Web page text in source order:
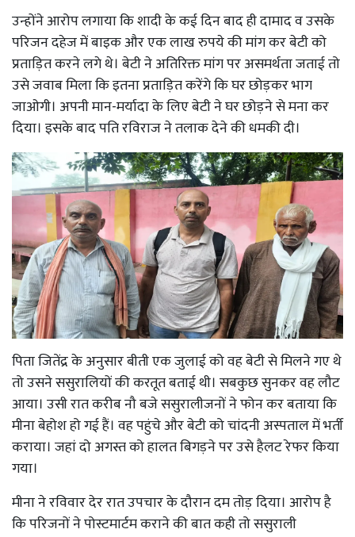
उन्होंने आरोप लगाया कि शादी के कई दिन बाद ही दामाद व उसके
परिजन दहेज में बाइक और एक लाख रुपये की मांग कर बेटी को
प्रताड़ित करने लगे थे। बेटी ने अतिरिक्त मांग पर असमर्थता जताई तो
उसे जवाब मिला कि इतना प्रताड़ित करेंगे कि घर छोड़कर भाग
जाओगी। अपनी मान-मर्यादा के लिए बेटी ने घर छोड़ने से मना कर
दिया। इसके बाद पति रविराज ने तलाक देने की धमकी दी।
पिता जितेंद्र के अनुसार बीती एक जुलाई को वह बेटी से मिलने गए थे
तो उसने ससुरालियों की करतूत बताई थी। सबकुछ सुनकर वह लौट
आया। उसी रात करीब नौ बजे ससुरालीजनों ने फोन कर बताया कि
मीना बेहोश हो गई हैं। वह पहुंचे और बेटी को चांदनी अस्पताल में भर्ती
कराया। जहां दो अगस्त को हालत बिगड़ने पर उसे हैलट रेफर किया
गया।
मीना ने रविवार देर रात उपचार के दौरान दम तोड़ दिया। आरोप है
कि परिजनों ने पोस्टमार्टम कराने की बात कही तो ससुराली